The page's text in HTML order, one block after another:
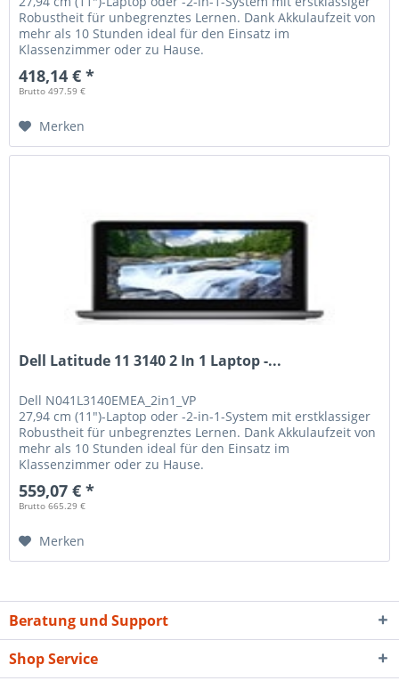
Robustheit für unbegrenztes Lernen. Dank Akkulaufzeit von
mehr als 10 Stunden ideal für den Einsatz im
Klassenzimmer oder zu Hause.
418,14 € *
Brutto 497.59 €
Merken
Dell Latitude 11 3140 2 In 1 Laptop -...
Dell N041L3140EMEA_2in1_VP
27,94 cm (11")-Laptop oder -2-in-1-System mit erstklassiger
Robustheit für unbegrenztes Lernen. Dank Akkulaufzeit von
mehr als 10 Stunden ideal für den Einsatz im
Klassenzimmer oder zu Hause.
559,07 € *
Brutto 665.29 €
Merken
Beratung und Support
Shop Service